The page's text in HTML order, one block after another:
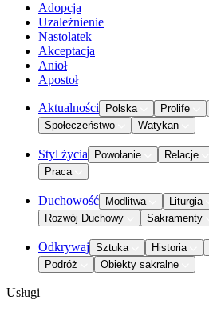
Adopcja
Uzależnienie
Nastolatek
Akceptacja
Anioł
Apostoł
Aktualności Polska Prolife
Społeczeństwo
Watykan
Styl życia Powołanie Relacje
Praca
Duchowość Modlitwa Liturgia
Rozwój Duchowy
Sakramenty
Odkrywaj Sztuka Historia
Podróż
Obiekty sakralne
Usługi